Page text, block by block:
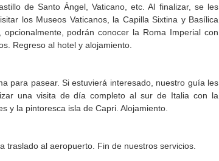
de Santo Ángel, Vaticano, etc. Al finalizar, se les
los Museos Vaticanos, la Capilla Sixtina y Basílica
podrán conocer la Roma Imperial con
Regreso al hotel y alojamiento.
para pasear. Si estuvierá interesado, nuestro guía les
una visita de día completo al sur de Italia con la
y la pintoresca isla de Capri. Alojamiento.
traslado al aeropuerto. Fin de nuestros servicios.